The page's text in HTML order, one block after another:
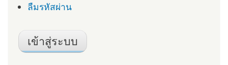
ลืมรหัสผ่าน